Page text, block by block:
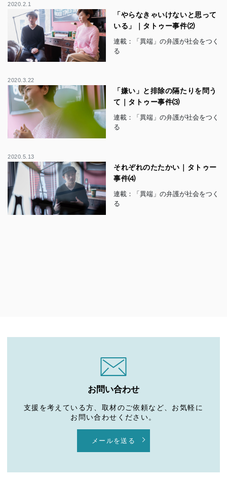
2020.2.1
「やらなきゃいけないと思って
いる」｜タトゥー事件⑵
連載：「異端」の弁護が社会をつく
る
2020.3.22
「嫌い」と排除の隔たりを問う
て｜タトゥー事件⑶
連載：「異端」の弁護が社会をつく
る
2020.5.13
それぞれのたたかい｜タトゥー
事件⑷
連載：「異端」の弁護が社会をつく
る
お問い合わせ
支援を考えている方、取材のご依頼など、お気軽に
お問い合わせください。
メールを送る